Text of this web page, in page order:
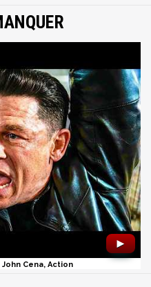
►
John Cena, Action